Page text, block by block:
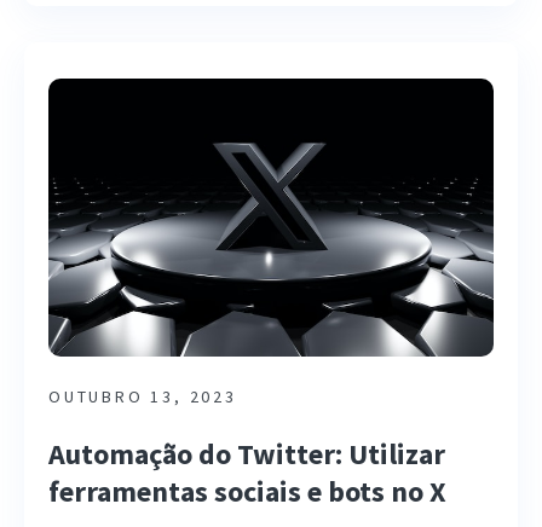
OUTUBRO 13, 2023
Automação do Twitter: Utilizar
ferramentas sociais e bots no X